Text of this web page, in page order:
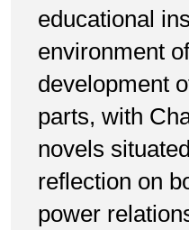
educational
environment
development
parts, with
novels
reflection on
power